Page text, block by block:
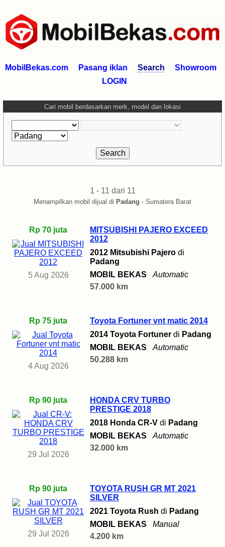
MobilBekas.com Pasang iklan Search
Showroom
LOGIN
Cari mobil berdasarkan merk, model dan lokasi
1 - 11 dari 11
Menampilkan mobil dijual di Padang - Sumatera Barat
Rp 70 juta
5 Aug 2026
MITSUBISHI PAJERO EXCEED
2012
2012 Mitsubishi Pajero di
Padang
MOBIL BEKAS
Automatic
57.000 km
Rp 75 juta
4 Aug 2026
Toyota Fortuner vnt matic 2014
2014 Toyota Fortuner di Padang
MOBIL BEKAS
Automatic
50.288 km
Rp 90 juta
29 Jul 2026
HONDA CRV TURBO
PRESTIGE 2018
2018 Honda CR-V di Padang
MOBIL BEKAS
Automatic
32.000 km
Rp 90 juta
29 Jul 2026
TOYOTA RUSH GR MT 2021
SILVER
2021 Toyota Rush di Padang
MOBIL BEKAS
Manual
4.200 km